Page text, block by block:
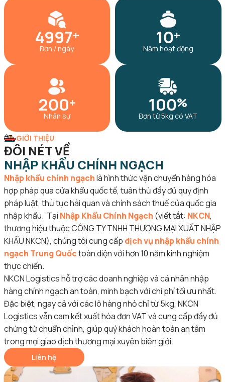
5000+
Đơn / ngày
10+
Năm hoạt động
200+
Nhân sự
100%
Đơn từ 5kg có VAT
GIỚI THIỆU
ĐÔI NÉT VỀ
NHẬP KHẨU CHÍNH NGẠCH
Nhập khẩu chính ngạchlà hình thức vận chuyển hàng hóa
hợp pháp qua cửa khẩu quốc tế, tuân thủ đầy đủ quy định
pháp luật, thủ tục hải quan và chính sách thuế của quốc gia
nhập khẩu. Tại Nhập Khẩu Chính Ngạch (viết tắt: NKCN,
thương hiệu thuộc CÔNG TY TNHH THƯƠNG MẠI XUẤT NHẬP
KHẨU NKCN), chúng tôi cung cấp dịch vụ nhập khẩu chính
ngạch Trung Quốctoàn diện với hơn 10 năm kinh nghiệm
thực chiến.
NKCN Logistics hỗ trợ các doanh nghiệp và cá nhân nhập
hàng chính ngạch an toàn, minh bạch với chi phí tối ưu nhất.
Đặc biệt, ngay cả với các lô hàng nhỏ chỉ từ 5kg, NKCN
Logistics vẫn cam kết xuất hóa đơn VAT và cung cấp đầy đủ
chứng từ chuẩn chỉnh, giúp quý khách hoàn toàn an tâm
trong mọi giao dịch thương mại xuyên biên giới.
Liên hệ